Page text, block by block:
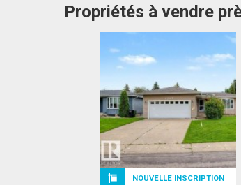
Propriétés à vendre
NOUVELLE INSCRIPTION